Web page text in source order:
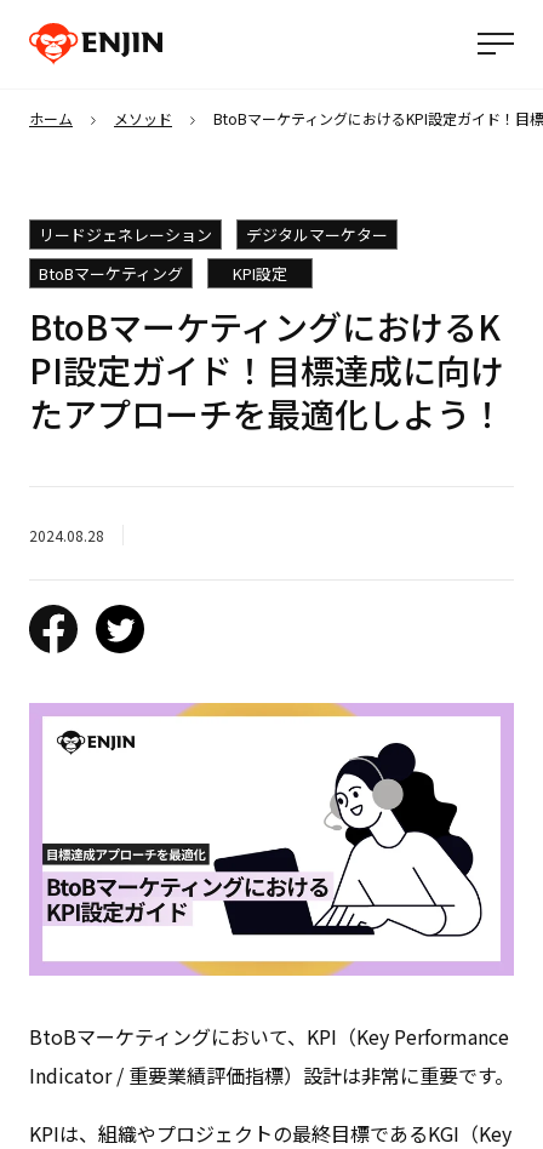
ホーム メソッド BtoBマーケティングにおけるKPI設定ガイド！目
リードジェネレーション
デジタルマーケター
BtoBマーケティング
KPI設定
BtoBマーケティングにおけるK
PI設定ガイド！目標達成に向け
たアプローチを最適化しよう！
2024.08.28
BtoBマーケティングにおいて、KPI（Key Performance
Indicator / 重要業績評価指標）設計は非常に重要です。
KPIは、組織やプロジェクトの最終目標であるKGI（Key